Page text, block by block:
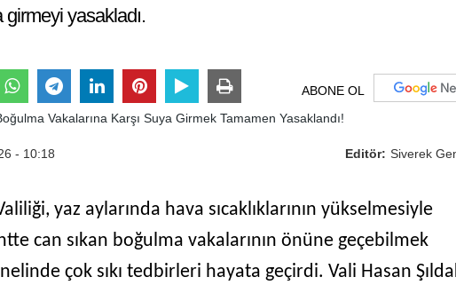
girmeyi yasakladı.
ABONE OL
Editör: Siverek
- 10:18
yaz aylarında hava sıcaklıklarının yükselmesiyle
can sıkan boğulma vakalarının önüne geçebilmek
çok sıkı tedbirleri hayata geçirdi. Vali Hasan